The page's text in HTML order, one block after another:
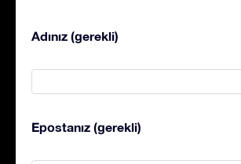
Adınız (gerekli)
Epostanız (gerekli)